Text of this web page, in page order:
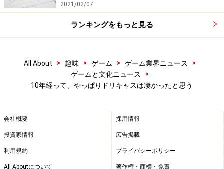
2021/02/07
ランキングをもっと見る
All About > 趣味 > ゲーム > ゲーム業界ニュース
>
ゲームと文化ニュース
>
10年経って、やっぱりドリキャスは凄かったと思う
会社概要 採用情報
投資家情報 広告掲載
利用規約 プライバシーポリシー
All Aboutについて 著作権・商標・免責